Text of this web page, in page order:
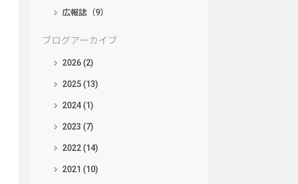
広報誌（9）
ブログアーカイブ
2026 (2)
2025 (13)
2024 (1)
2023 (7)
2022 (14)
2021 (10)